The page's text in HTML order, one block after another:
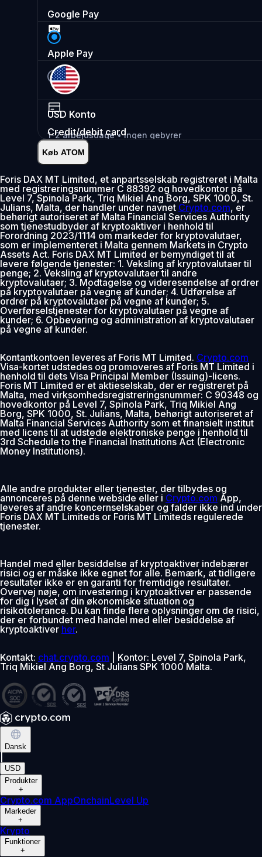
Google Pay
Apple Pay
USD Konto
1-2 arbejdsdage • Ingen gebyrer
Credit/debit card
Øjeblikkelig
0% gebyr de første 30 dage
Tilføj
Køb ATOM
Foris DAX MT Limited, et anpartsselskab registreret i Malta
med registreringsnummer C 88392 og hovedkontor på
Level 7, Spinola Park, Triq Mikiel Ang Borg, SPK 1000, St.
Julians, Malta, der handler under navnet Crypto.com, er
behørigt autoriseret af Malta Financial Services Authority
som tjenestudbyder af kryptoaktiver i henhold til
Forordning 2023/1114 om markeder for kryptovalutaer,
som er implementeret i Malta gennem Markets in Crypto
Assets Act. Foris DAX MT Limited er bemyndiget til at
levere følgende tjenester: 1. Veksling af kryptovalutaer til
penge; 2. Veksling af kryptovalutaer til andre
kryptovalutaer; 3. Modtagelse og videresendelse af ordrer
på kryptovalutaer på vegne af kunder; 4. Udførelse af
ordrer på kryptovalutaer på vegne af kunder; 5.
Overførselstjenester for kryptovalutaer på vegne af
kunder; 6. Opbevaring og administration af kryptovalutaer
på vegne af kunder.
Kontantkontoen leveres af Foris MT Limited. Crypto.com
Visa-kortet udstedes og promoveres af Foris MT Limited i
henhold til dets Visa Principal Member (Issuing)-licens.
Foris MT Limited er et aktieselskab, der er registreret på
Malta, med virksomhedsregistreringsnummer: C 90348 og
hovedkontor på Level 7, Spinola Park, Triq Mikiel Ang
Borg, SPK 1000, St. Julians, Malta, behørigt autoriseret af
Malta Financial Services Authority som et finansielt institut
med licens til at udstede elektroniske penge i henhold til
3rd Schedule to the Financial Institutions Act (Electronic
Money Institutions).
Alle andre produkter eller tjenester, der tilbydes og
annonceres på denne webside eller i Crypto.com App,
leveres af andre koncernselskaber og falder ikke ind under
Foris DAX MT Limiteds or Foris MT Limiteds regulerede
tjenester.
Handel med eller besiddelse af kryptoaktiver indebærer
risici og er måske ikke egnet for alle. Bemærk, at tidligere
resultater ikke er en garanti for fremtidige resultater.
Overvej nøje, om investering i kryptoaktiver er passende
for dig i lyset af din økonomiske situation og
risikotolerance. Du kan finde flere oplysninger om de risici,
der er forbundet med handel med eller besiddelse af
kryptoaktiver her.
Kontakt: chat.crypto.com | Kontor: Level 7, Spinola Park,
Triq Mikiel Ang Borg, St Julians SPK 1000 Malta.
Dansk
USD
Produkter
+
Crypto.com AppOnchainLevel Up
Markeder
+
Krypto
Funktioner
+